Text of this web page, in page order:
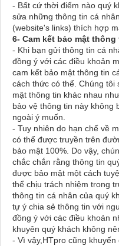
- Bất cứ thời điểm nào quý
sửa những thông tin cá
(website's links) thích hợp
6- Cam kết bảo mật thông
- Khi bạn gửi thông tin cá
đồng ý với các điều khoản
cam kết bảo mật thông tin
cách thức có thể. Chúng tôi
mật thông tin khác nhau
bảo vệ thông tin này không
ngoài ý muốn.
- Tuy nhiên do hạn chế về
có thể được truyền trên
bảo mật 100%. Do vậy,
chắc chắn rằng thông tin
được bảo mật một cách
thể chịu trách nhiệm trong
thông tin cá nhân của quý
tự ý chia sẻ thông tin với
đồng ý với các điều khoản
khuyên quý khách không
- Vì vậy,HTpro cũng